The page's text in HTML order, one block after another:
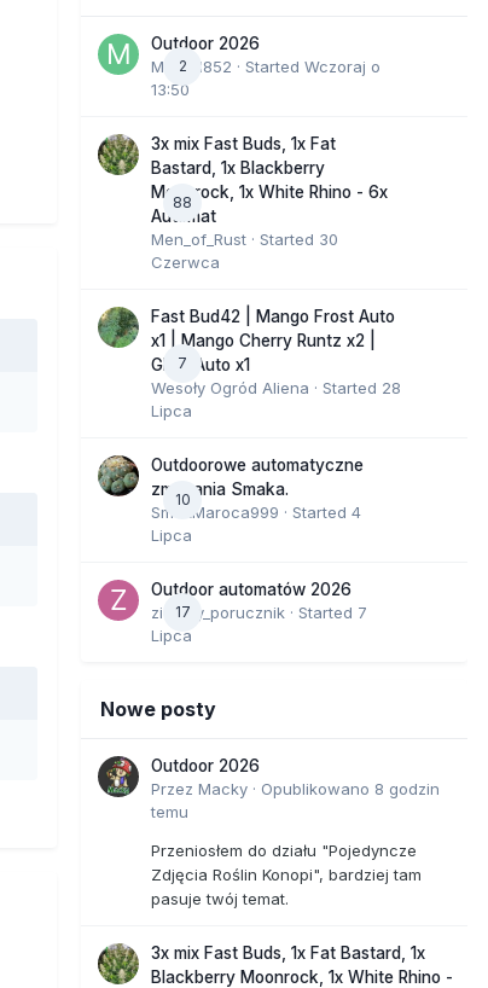
2
Outdoor 2026
Marcel852 · Started Wczoraj o
13:50
88
3x mix Fast Buds, 1x Fat
Bastard, 1x Blackberry
Moonrock, 1x White Rhino - 6x
Automat
Men_of_Rust · Started 30
Czerwca
7
Fast Bud42 | Mango Frost Auto
x1 | Mango Cherry Runtz x2 |
GMO Auto x1
Wesoły Ogród Aliena · Started 28
Lipca
10
Outdoorowe automatyczne
zmagania Smaka.
SmakMaroca999 · Started 4
Lipca
17
Outdoor automatów 2026
zielony_porucznik · Started 7
Lipca
Nowe posty
Outdoor 2026
Przez Macky · Opublikowano 8 godzin
temu
Przeniosłem do działu "Pojedyncze
Zdjęcia Roślin Konopi", bardziej tam
pasuje twój temat.
3x mix Fast Buds, 1x Fat Bastard, 1x
Blackberry Moonrock, 1x White Rhino -